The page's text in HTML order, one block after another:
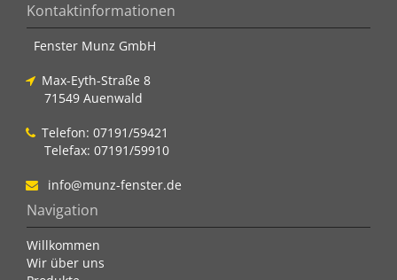
Kontaktinformationen
Fenster Munz GmbH
Max-Eyth-Straße 8
71549 Auenwald
Telefon: 07191/59421
Telefax: 07191/59910
info@munz-fenster.de
Navigation
Willkommen
Wir über uns